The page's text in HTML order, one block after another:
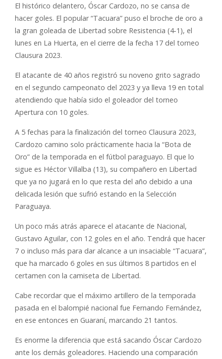
El histórico delantero, Óscar Cardozo, no se cansa de
hacer goles. El popular “Tacuara” puso el broche de oro a
la gran goleada de Libertad sobre Resistencia (4-1), el
lunes en La Huerta, en el cierre de la fecha 17 del torneo
Clausura 2023.
El atacante de 40 años registró su noveno grito sagrado
en el segundo campeonato del 2023 y ya lleva 19 en total
atendiendo que había sido el goleador del torneo
Apertura con 10 goles.
A 5 fechas para la finalización del torneo Clausura 2023,
Cardozo camino solo prácticamente hacia la “Bota de
Oro” de la temporada en el fútbol paraguayo. El que lo
sigue es Héctor Villalba (13), su compañero en Libertad
que ya no jugará en lo que resta del año debido a una
delicada lesión que sufrió estando en la Selección
Paraguaya.
Un poco más atrás aparece el atacante de Nacional,
Gustavo Aguilar, con 12 goles en el año. Tendrá que hacer
7 o incluso más para dar alcance a un insaciable “Tacuara”,
que ha marcado 6 goles en sus últimos 8 partidos en el
certamen con la camiseta de Libertad.
Cabe recordar que el máximo artillero de la temporada
pasada en el balompié nacional fue Fernando Fernández,
en ese entonces en Guaraní, marcando 21 tantos.
Es enorme la diferencia que está sacando Óscar Cardozo
ante los demás goleadores. Haciendo una comparación